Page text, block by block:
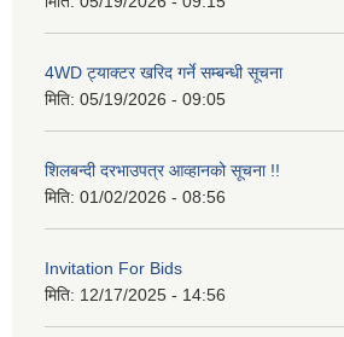
4WD ट्याक्टर खरिद गर्ने सम्बन्धी सूचना
मिति: 05/19/2026 - 09:05
शिलबन्दी दरभाउपत्र आव्हानको सूचना !!
मिति: 01/02/2026 - 08:56
Invitation For Bids
मिति: 12/17/2025 - 14:56